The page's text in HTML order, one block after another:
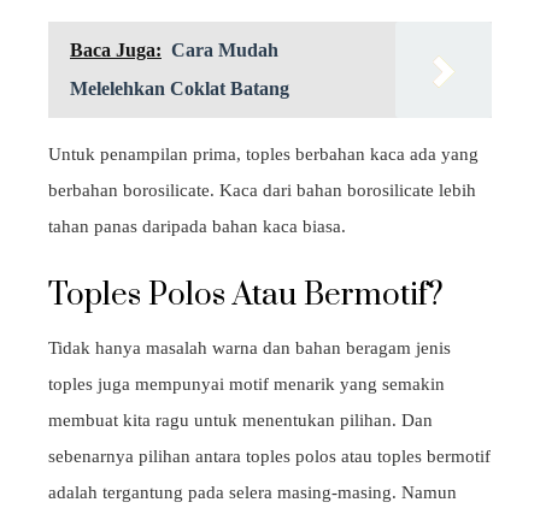
Baca Juga: Cara Mudah
Melelehkan Coklat Batang
Untuk penampilan prima, toples berbahan kaca ada yang
berbahan borosilicate. Kaca dari bahan borosilicate lebih
tahan panas daripada bahan kaca biasa.
Toples Polos Atau Bermotif?
Tidak hanya masalah warna dan bahan beragam jenis
toples juga mempunyai motif menarik yang semakin
membuat kita ragu untuk menentukan pilihan. Dan
sebenarnya pilihan antara toples polos atau toples bermotif
adalah tergantung pada selera masing-masing. Namun